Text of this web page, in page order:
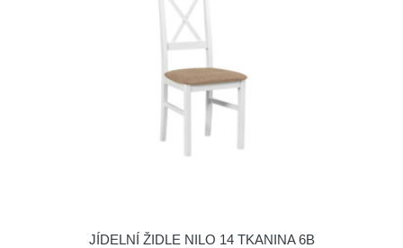
JÍDELNÍ ŽIDLE NILO 14 TKANINA 6B